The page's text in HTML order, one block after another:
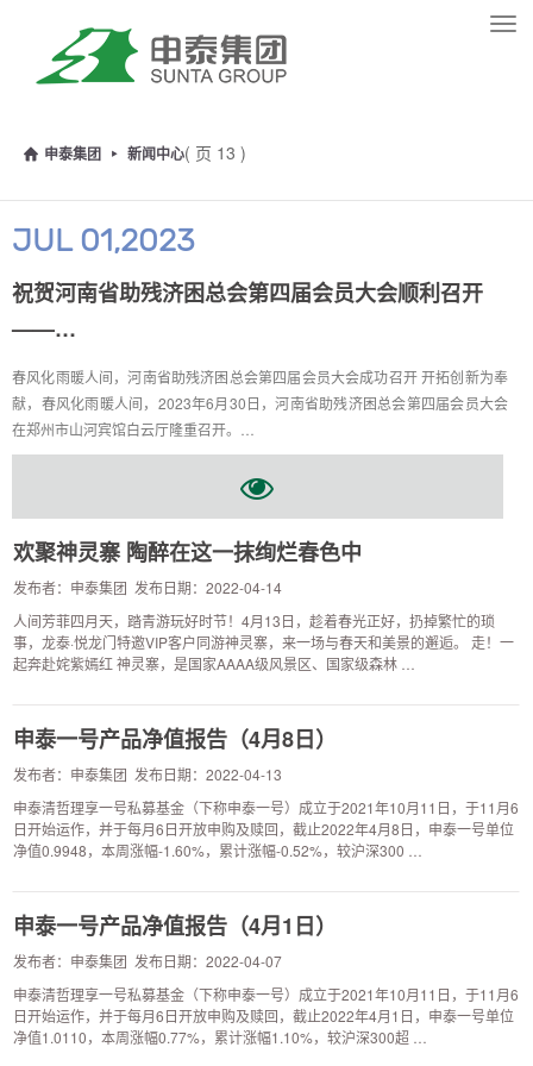
申泰集团 新闻中心( 页 13 )
JUL 01,2023
祝贺河南省助残济困总会第四届会员大会顺利召开
——…
春风化雨暖人间，河南省助残济困总会第四届会员大会成功召开 开拓创新为奉
献，春风化雨暖人间，2023年6月30日，河南省助残济困总会第四届会员大会
在郑州市山河宾馆白云厅隆重召开。…
欢聚神灵寨 陶醉在这一抹绚烂春色中
发布者：申泰集团 发布日期：2022-04-14
人间芳菲四月天，踏青游玩好时节！4月13日，趁着春光正好，扔掉繁忙的琐
事，龙泰·悦龙门特邀VIP客户同游神灵寨，来一场与春天和美景的邂逅。 走！一
起奔赴姹紫嫣红 神灵寨，是国家AAAA级风景区、国家级森林 …
申泰一号产品净值报告（4月8日）
发布者：申泰集团 发布日期：2022-04-13
申泰清哲理享一号私募基金（下称申泰一号）成立于2021年10月11日，于11月6
日开始运作，并于每月6日开放申购及赎回，截止2022年4月8日，申泰一号单位
净值0.9948，本周涨幅-1.60%，累计涨幅-0.52%，较沪深300 …
申泰一号产品净值报告（4月1日）
发布者：申泰集团 发布日期：2022-04-07
申泰清哲理享一号私募基金（下称申泰一号）成立于2021年10月11日，于11月6
日开始运作，并于每月6日开放申购及赎回，截止2022年4月1日，申泰一号单位
净值1.0110，本周涨幅0.77%，累计涨幅1.10%，较沪深300超 …